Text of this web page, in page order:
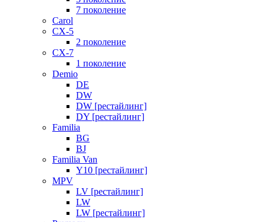
7 поколение
Carol
CX-5
2 поколение
CX-7
1 поколение
Demio
DE
DW
DW [рестайлинг]
DY [рестайлинг]
Familia
BG
BJ
Familia Van
Y10 [рестайлинг]
MPV
LV [рестайлинг]
LW
LW [рестайлинг]